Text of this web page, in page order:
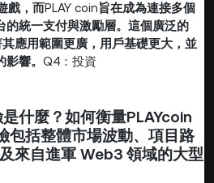
戲，而PLAY coin旨在成為連接多個
的統一支付與激勵層。這個廣泛的
應用範圍更廣，用戶基礎更大，並
響。 Q4：投資
什麼？如何衡量PLAYcoin
包括整體市場波動、項目路
來自進軍 Web3 領域的大型